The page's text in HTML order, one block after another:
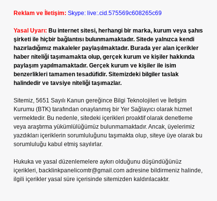
Reklam ve İletişim: Skype: live:.cid.575569c608265c69
Yasal Uyarı: Bu internet sitesi, herhangi bir marka, kurum veya şahıs
şirketi ile hiçbir bağlantısı bulunmamaktadır. Sitede yalnızca kendi
hazırladığımız makaleler paylaşılmaktadır. Burada yer alan içerikler
haber niteliği taşımamakta olup, gerçek kurum ve kişiler hakkında
paylaşım yapılmamaktadır. Gerçek kurum ve kişiler ile isim
benzerlikleri tamamen tesadüfidir. Sitemizdeki bilgiler taslak
halindedir ve tavsiye niteliği taşımazlar.
Sitemiz, 5651 Sayılı Kanun gereğince Bilgi Teknolojileri ve İletişim
Kurumu (BTK) tarafından onaylanmış bir Yer Sağlayıcı olarak hizmet
vermektedir. Bu nedenle, sitedeki içerikleri proaktif olarak denetleme
veya araştırma yükümlülüğümüz bulunmamaktadır. Ancak, üyelerimiz
yazdıkları içeriklerin sorumluluğunu taşımakta olup, siteye üye olarak bu
sorumluluğu kabul etmiş sayılırlar.
Hukuka ve yasal düzenlemelere aykırı olduğunu düşündüğünüz
içerikleri, backlinkpanelicomtr@gmail.com adresine bildirmeniz halinde,
ilgili içerikler yasal süre içerisinde sitemizden kaldırılacaktır.